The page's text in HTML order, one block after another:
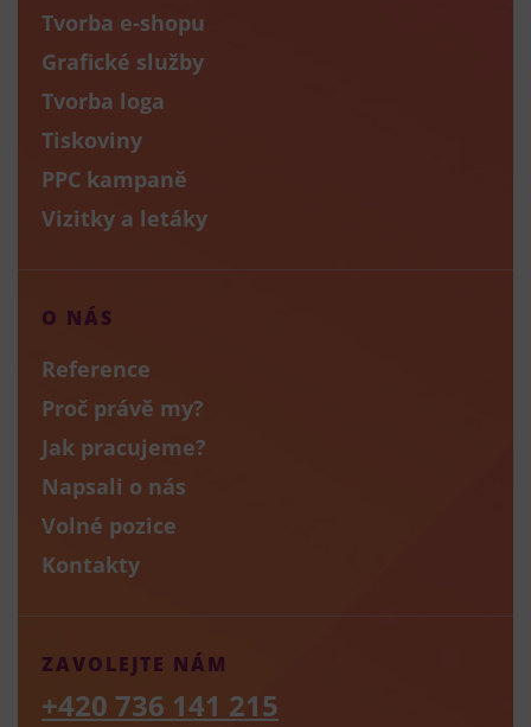
Tvorba e-shopu
Grafické služby
Tvorba loga
Tiskoviny
PPC kampaně
Vizitky a letáky
O NÁS
Reference
Proč právě my?
Jak pracujeme?
Napsali o nás
Volné pozice
Kontakty
ZAVOLEJTE NÁM
+420 736 141 215